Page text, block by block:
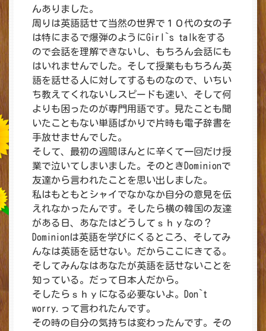
んありました。
周りは英語話せて当然の世界で１０代の女の子
は特にまるで爆弾のようにGirl`s talkをする
ので会話を理解できないし、もちろん会話にも
はいれませんでした。そして授業ももちろん英
語を話せる人に対してするものなので、いちい
ち教えてくれないしスピードも速い、そして何
よりも困ったのが専門用語です。見たことも聞
いたこともない単語ばかりで片時も電子辞書を
手放せませんでした。
そして、最初の週間ほんとに辛くて一回だけ授
業で泣いてしまいました。そのときDominionで
友達から言われたことを思い出しました。
私はもともとシャイでなかなか自分の意見を伝
えれなかったんです。そしたら横の韓国の友達
がある日、あなたはどうしてｓｈｙなの？
Dominionは英語を学びにくるところ、そしてみ
んなは英語を話せない。だからここにきてる。
そしてみんなはあなたが英語を話せないことを
知っている。だって日本人だから。
そしたらｓｈｙになる必要ないよ。Don`t
worry.って言われたんです。
その時の自分の気持ちは変わったんです。その